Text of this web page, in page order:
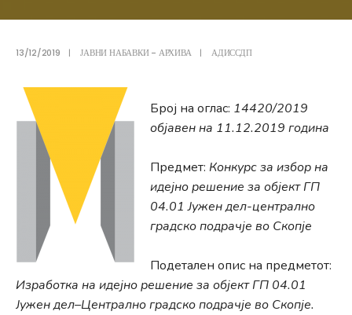
13/12/2019 | ЈАВНИ НАБАВКИ - АРХИВА | АДИССДП
Број на оглас: 14420/2019
објавен на 11.12.2019 година
Предмет: Конкурс за избор на
идејно решение за објект ГП
04.01 Јужен дел-централно
градско подрачје во Скопје
Подетален опис на предметот:
Изработка на идејно решение за објект ГП 04.01
Јужен дел–Централно градско подрачје во Скопје.